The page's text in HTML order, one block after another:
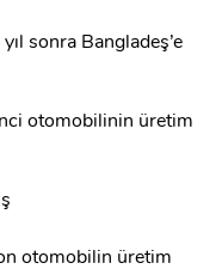
sonra Bangladeş’e
otomobilinin üretim
otomobilin üretim